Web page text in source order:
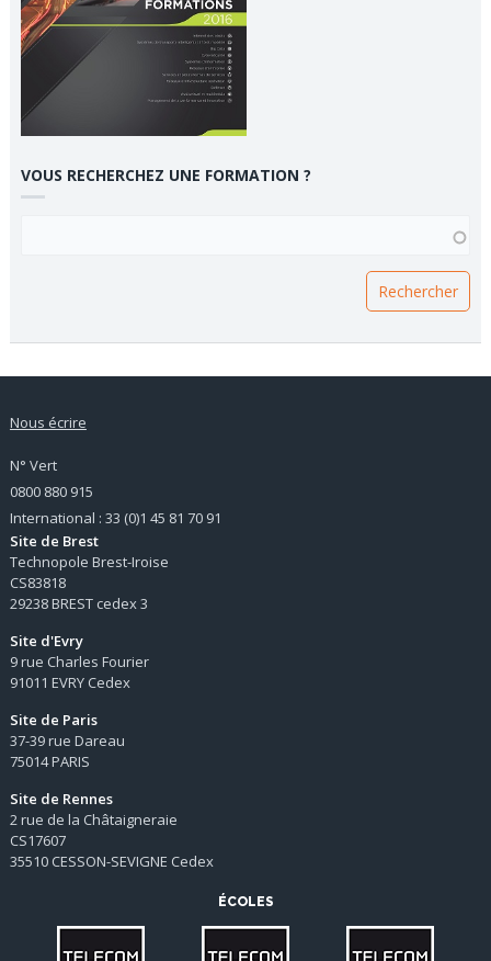
VOUS RECHERCHEZ UNE FORMATION ?
Nous écrire
N° Vert
0800 880 915
International : 33 (0)1 45 81 70 91
Site de Brest
Technopole Brest-Iroise
CS83818
29238 BREST cedex 3
Site d'Evry
9 rue Charles Fourier
91011 EVRY Cedex
Site de Paris
37-39 rue Dareau
75014 PARIS
Site de Rennes
2 rue de la Châtaigneraie
CS17607
35510 CESSON-SEVIGNE Cedex
ÉCOLES